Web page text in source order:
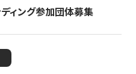
ィング参加団体募集